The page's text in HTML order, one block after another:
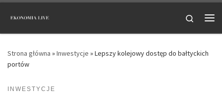
Przejdź do treści
Search
Strona główna »Inwestycje »Lepszy kolejowy dostęp do bałtyckich
portów
INWESTYCJE